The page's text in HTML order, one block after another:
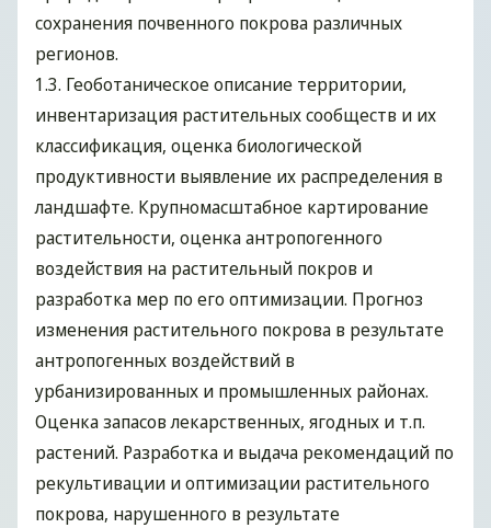
сохранения почвенного покрова различных
регионов.
1.3. Геоботаническое описание территории,
инвентаризация растительных сообществ и их
классификация, оценка биологической
продуктивности выявление их распределения в
ландшафте. Крупномасштабное картирование
растительности, оценка антропогенного
воздействия на растительный покров и
разработка мер по его оптимизации. Прогноз
изменения растительного покрова в результате
антропогенных воздействий в
урбанизированных и промышленных районах.
Оценка запасов лекарственных, ягодных и т.п.
растений. Разработка и выдача рекомендаций по
рекультивации и оптимизации растительного
покрова, нарушенного в результате